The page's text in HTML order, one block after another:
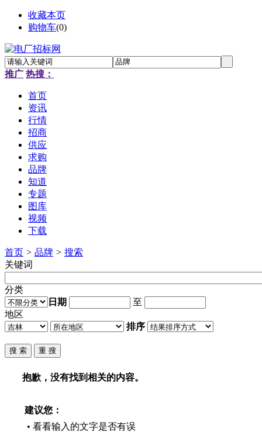
收藏本页
购物车(0)
推广 热搜：
首页
资讯
行情
招商
供应
求购
品牌
知道
专题
图库
视频
下载
首页 > 品牌 > 搜索
关键词
分类
日期
至
地区
排序
抱歉，没有找到相关的内容。
建议您：
• 看看输入的文字是否有误